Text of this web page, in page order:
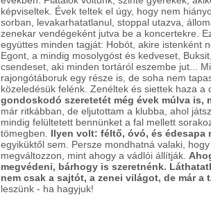
képviseltek. Évek teltek el úgy, hogy nem
sorban, levakarhatatlanul, stoppal utazva,
zenekar vendégeként jutva be a koncertekre.
együttes minden tagját: Hobót, akire istenként
Egont, a mindig mosolygóst és kedveset,
csendeset, aki minden tortáról eszembe jut...
rajongótáboruk egy része is, de soha nem
közeledésük felénk. Zenéltek és siettek haza a
gondoskodó szeretetét még évek múlva is,
már ritkábban, de eljutottam a klubba, ahol
mindig felültetett bennünket a fal mellett
tömegben. Ilyen volt: féltő, óvó, és édesapa
egyiküktől sem. Persze mondhatná valaki,
megváltozzon, mint ahogy a vádlói állítják.
megvédeni, bárhogy is szeretnénk.
nem csak a sajtót, a zenei világot, de már a
leszünk - ha hagyjuk!